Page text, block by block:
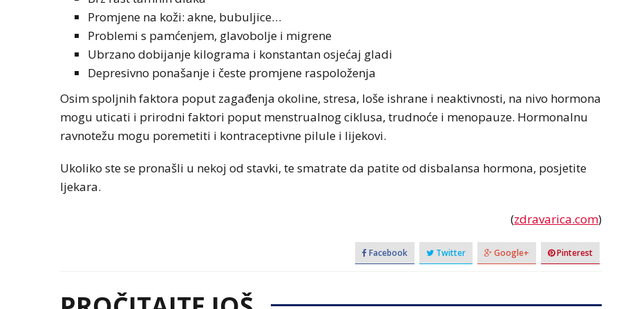
Promjene na koži: akne, bubuljice…
Problemi s pamćenjem, glavobolje i migrene
Ubrzano dobijanje kilograma i konstantan osjećaj gladi
Depresivno ponašanje i česte promjene raspoloženja
Osim spoljnih faktora poput zagađenja okoline, stresa, loše ishrane i neaktivnosti, na nivo hormona
mogu uticati i prirodni faktori poput menstrualnog ciklusa, trudnoće i menopauze. Hormonalnu
ravnotežu mogu poremetiti i kontraceptivne pilule i lijekovi.
Ukoliko ste se pronašli u nekoj od stavki, te smatrate da patite od disbalansa hormona, posjetite
ljekara.
(zdravarica.com)
Facebook Twitter Google+ Pinterest